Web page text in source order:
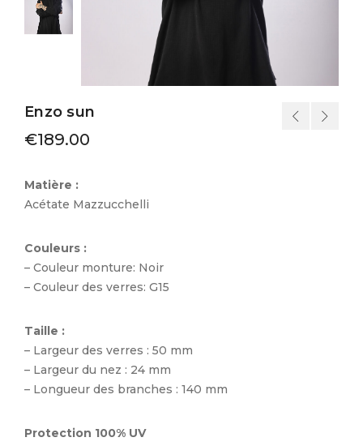
Enzo sun
€189.00
Matière :
Acétate Mazzucchelli
Couleurs :
– Couleur monture: Noir
– Couleur des verres: G15
Taille :
– Largeur des verres : 50 mm
– Largeur du nez : 24 mm
– Longueur des branches : 140 mm
Protection 100% UV